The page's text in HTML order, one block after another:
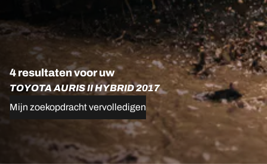
4 resultaten voor uw
TOYOTA AURIS II HYBRID 2017
Mijn zoekopdracht vervolledigen